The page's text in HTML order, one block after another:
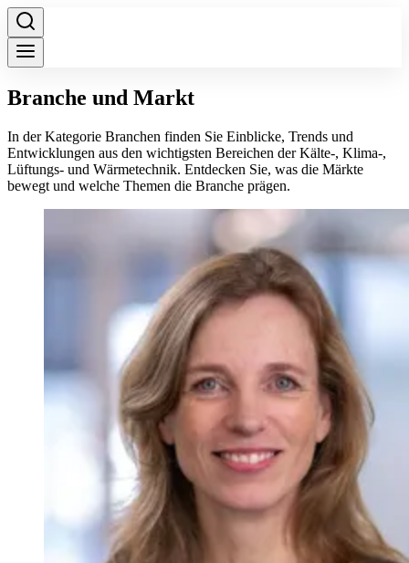
Branche und Markt
In der Kategorie Branchen finden Sie Einblicke, Trends und
Entwicklungen aus den wichtigsten Bereichen der Kälte-, Klima-,
Lüftungs- und Wärmetechnik. Entdecken Sie, was die Märkte
bewegt und welche Themen die Branche prägen.